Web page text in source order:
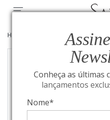
Conheça as últimas
lançamentos
Nome*
HOME PENDENTES